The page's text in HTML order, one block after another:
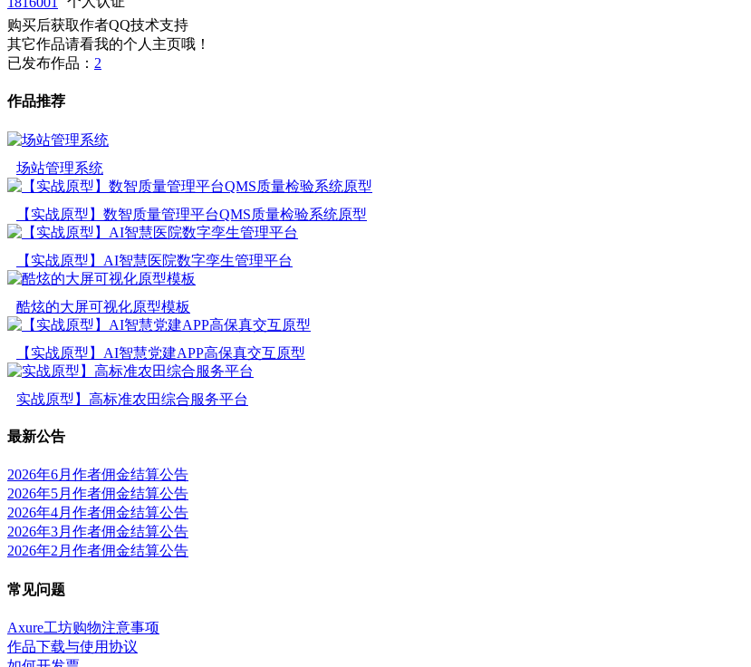
购买后获取作者QQ技术支持
其它作品请看我的个人主页哦！
已发布作品： 2
作品推荐
场站管理系统
【实战原型】数智质量管理平台QMS质量检验系统原型
【实战原型】AI智慧医院数字孪生管理平台
酷炫的大屏可视化原型模板
【实战原型】AI智慧党建APP高保真交互原型
实战原型】高标准农田综合服务平台
最新公告
2026年6月作者佣金结算公告
2026年5月作者佣金结算公告
2026年4月作者佣金结算公告
2026年3月作者佣金结算公告
2026年2月作者佣金结算公告
常见问题
Axure工坊购物注意事项
作品下载与使用协议